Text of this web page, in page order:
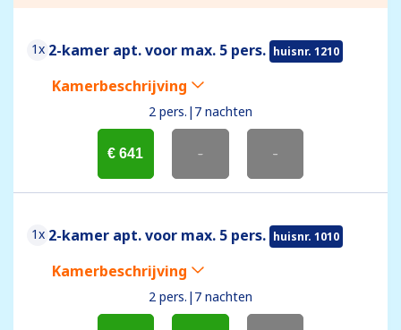
1x 2-kamer apt. voor max. 5 pers. huisnr. 1210
Kamerbeschrijving
2 pers. | 7 nachten
€ 641 - -
1x 2-kamer apt. voor max. 5 pers. huisnr. 1010
Kamerbeschrijving
2 pers. | 7 nachten